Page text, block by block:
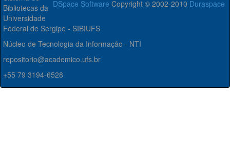
DSpace Software Copyright © 2002-2010 Duraspace
Bibliotecas da
Universidade
Federal de Sergipe - SIBIUFS
Núcleo de Tecnologia da Informação - NTI
repositorio@academico.ufs.br
+55 79 3194-6528